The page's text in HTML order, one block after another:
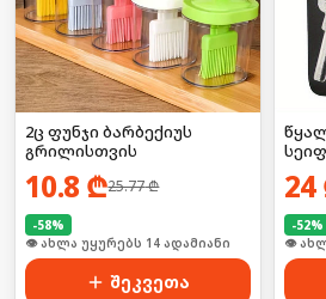
2ც ფუნჯი ბარბექიუს
გრილისთვის
10.8 ₾25.77₾
-58%
🛒 ბოლო 24სთ-ში იყიდა 18-მა
შეკვეთა
24
-52%
🛒